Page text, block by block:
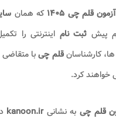
قلم چی ۱۴۰۵ که همان
پیش ثبت نام اینترنتی را
کارشناسانقلم چیبا
خواهند کرد.
قلم چیبه نشانیkanoon.ir